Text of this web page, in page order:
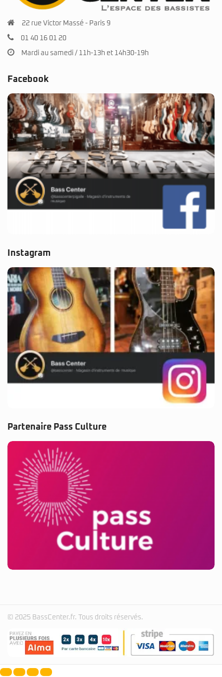
22 rue Victor Massé - Paris 9
01 40 16 01 20
Mardi au samedi / 11h-13h et 14h30-19h
Facebook
Instagram
Partenaire Pass Culture
© 2025 BassCenter.fr. Tous droits réservés.